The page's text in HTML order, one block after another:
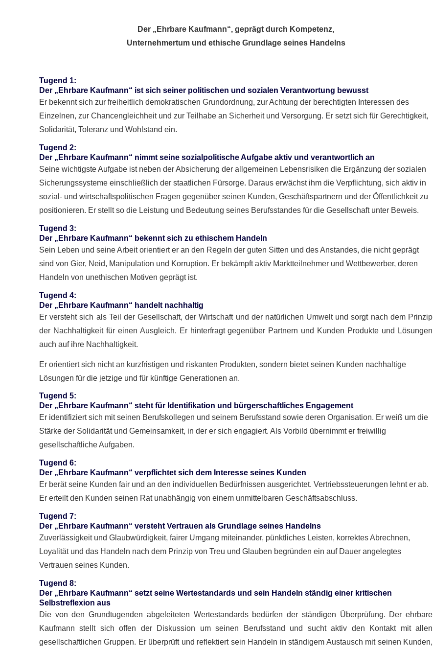
Der „Ehrbare Kaufmann“, geprägt durch Kompetenz,
Unternehmertum und ethische Grundlage seines Handelns
Tugend 1:
Der „Ehrbare Kaufmann“ ist sich seiner politischen und sozialen Verantwortung bewusst
Er bekennt sich zur freiheitlich demokratischen Grundordnung, zur Achtung der berechtigten Interessen des
Einzelnen, zur Chancengleichheit und zur Teilhabe an Sicherheit und Versorgung. Er setzt sich für Gerechtigkeit,
Solidarität, Toleranz und Wohlstand ein.
Tugend 2:
Der „Ehrbare Kaufmann“ nimmt seine sozialpolitische Aufgabe aktiv und verantwortlich an
Seine wichtigste Aufgabe ist neben der Absicherung der allgemeinen Lebensrisiken die Ergänzung der sozialen
Sicherungssysteme einschließlich der staatlichen Fürsorge. Daraus erwächst ihm die Verpflichtung, sich aktiv in
sozial- und wirtschaftspolitischen Fragen gegenüber seinen Kunden, Geschäftspartnern und der Öffentlichkeit zu
positionieren. Er stellt so die Leistung und Bedeutung seines Berufsstandes für die Gesellschaft unter Beweis.
Tugend 3:
Der „Ehrbare Kaufmann“ bekennt sich zu ethischem Handeln
Sein Leben und seine Arbeit orientiert er an den Regeln der guten Sitten und des Anstandes, die nicht geprägt
sind von Gier, Neid, Manipulation und Korruption. Er bekämpft aktiv Marktteilnehmer und Wettbewerber, deren
Handeln von unethischen Motiven geprägt ist.
Tugend 4:
Der „Ehrbare Kaufmann“ handelt nachhaltig
Er versteht sich als Teil der Gesellschaft, der Wirtschaft und der natürlichen Umwelt und sorgt nach dem Prinzip
der Nachhaltigkeit für einen Ausgleich. Er hinterfragt gegenüber Partnern und Kunden Produkte und Lösungen
auch auf ihre Nachhaltigkeit.
Er orientiert sich nicht an kurzfristigen und riskanten Produkten, sondern bietet seinen Kunden nachhaltige
Lösungen für die jetzige und für künftige Generationen an.
Tugend 5:
Der „Ehrbare Kaufmann“ steht für Identifikation und bürgerschaftliches Engagement
Er identifiziert sich mit seinen Berufskollegen und seinem Berufsstand sowie deren Organisation. Er weiß um die
Stärke der Solidarität und Gemeinsamkeit, in der er sich engagiert. Als Vorbild übernimmt er freiwillig
gesellschaftliche Aufgaben.
Tugend 6:
Der „Ehrbare Kaufmann“ verpflichtet sich dem Interesse seines Kunden
Er berät seine Kunden fair und an den individuellen Bedürfnissen ausgerichtet. Vertriebssteuerungen lehnt er ab.
Er erteilt den Kunden seinen Rat unabhängig von einem unmittelbaren Geschäftsabschluss.
Tugend 7:
Der „Ehrbare Kaufmann“ versteht Vertrauen als Grundlage seines Handelns
Zuverlässigkeit und Glaubwürdigkeit, fairer Umgang miteinander, pünktliches Leisten, korrektes Abrechnen,
Loyalität und das Handeln nach dem Prinzip von Treu und Glauben begründen ein auf Dauer angelegtes
Vertrauen seines Kunden.
Tugend 8:
Der „Ehrbare Kaufmann“ setzt seine Wertestandards und sein Handeln ständig einer kritischen
Selbstreflexion aus
Die von den Grundtugenden abgeleiteten Wertestandards bedürfen der ständigen Überprüfung. Der ehrbare
Kaufmann stellt sich offen der Diskussion um seinen Berufsstand und sucht aktiv den Kontakt mit allen
gesellschaftlichen Gruppen. Er überprüft und reflektiert sein Handeln in ständigem Austausch mit seinen Kunden,